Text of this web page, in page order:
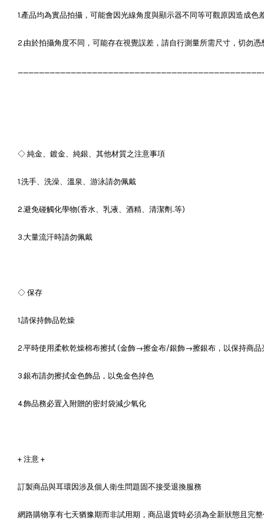
1.產品均為實品拍攝，可能會因光線角度與顯示器不同等可觀原因造成色差
2.由於拍攝角度不同，可能存在視覺誤差，請自行測量所需尺寸，切勿憑
◇ 純金、鍍金、純銀、其他材質之注意事項
1.洗手、洗澡、溫泉、游泳請勿佩戴
2.避免碰觸化學物(香水、乳液、酒精、清潔劑..等)
3.大量流汗時請勿佩戴
◇ 保存
1.請保持飾品乾燥
2.平時使用柔軟乾燥棉布擦拭 (金飾→擦金布/銀飾→擦銀布，以保持商品
3.銀布請勿擦拭金色飾品，以免金色掉色
4.飾品務必置入附贈的密封袋減少氧化
+ 注意 +
訂製商品與耳環因涉及個人衛生問題固不接受退換服務
網路購物享有七天猶豫期而非試用期，商品退貨時必須為全新狀態且完整